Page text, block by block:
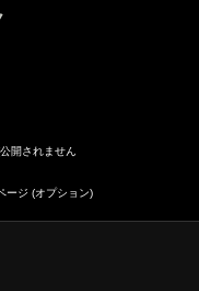
開されません
ージ (オプション)